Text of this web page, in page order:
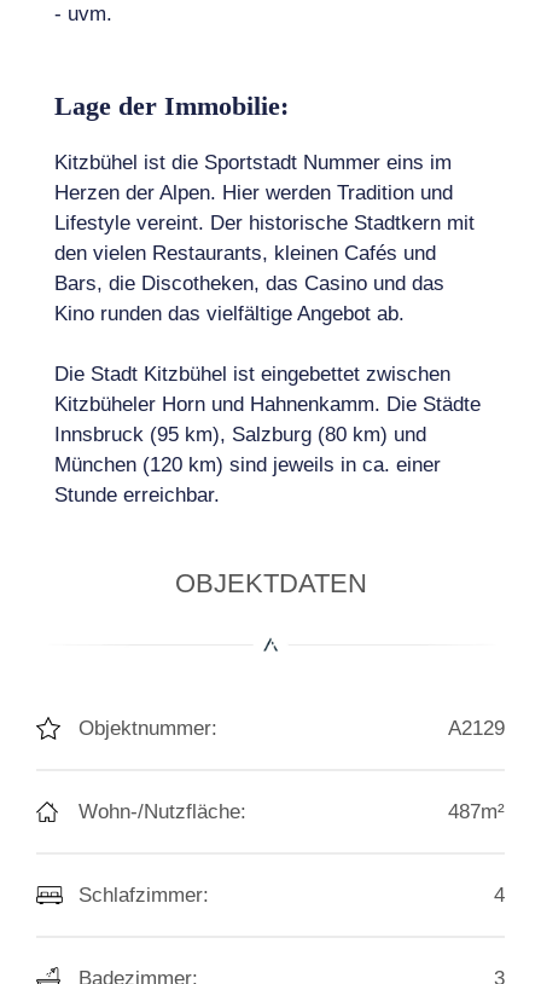
- uvm.
Lage der Immobilie:
Kitzbühel ist die Sportstadt Nummer eins im
Herzen der Alpen. Hier werden Tradition und
Lifestyle vereint. Der historische Stadtkern mit
den vielen Restaurants, kleinen Cafés und
Bars, die Discotheken, das Casino und das
Kino runden das vielfältige Angebot ab.
Die Stadt Kitzbühel ist eingebettet zwischen
Kitzbüheler Horn und Hahnenkamm. Die Städte
Innsbruck (95 km), Salzburg (80 km) und
München (120 km) sind jeweils in ca. einer
Stunde erreichbar.
OBJEKTDATEN
Objektnummer: A2129
Wohn-/Nutzfläche: 487m²
Schlafzimmer: 4
Badezimmer: 3